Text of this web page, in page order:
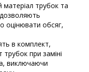
матеріал трубок та
оцінювати обсяг,
в комплект,
при заміні
виключаючи